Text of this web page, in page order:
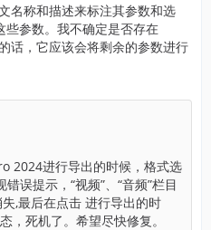
名称和描述来标注其参数和选
参数。我不确定是否存在
话，它应该会将剩余的参数进行
2024进行导出的时候，格式选
误提示，“视频”、“音频”栏目
,最后在点击 进行导出的时
，死机了。希望尽快修复。